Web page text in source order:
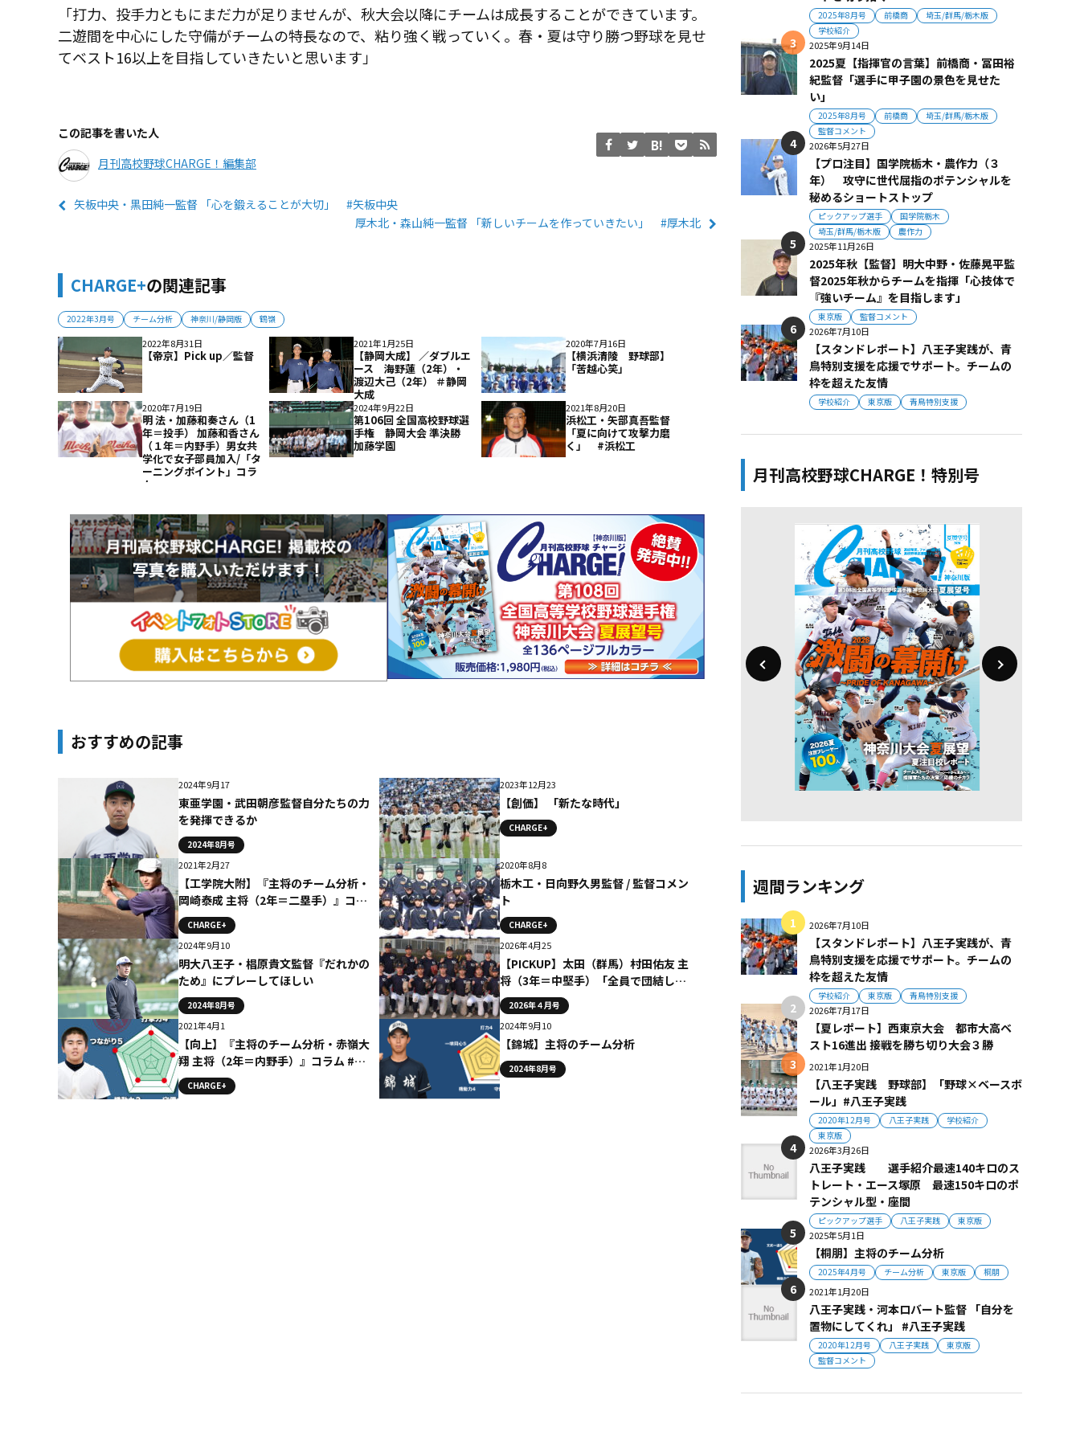
「打力、投手力ともにまだ力が足りませんが、秋大会以降にチームは成長することができています。
二遊間を中心にした守備がチームの特長なので、粘り強く戦っていく。春・夏は守り勝つ野球を見せ
てベスト16以上を目指していきたいと思います」
この記事を書いた人
月刊高校野球CHARGE！編集部
矢板中央・黒田純一監督 「心を鍛えることが大切」 #矢板中央
厚木北・森山純一監督 「新しいチームを作っていきたい」 #厚木北
CHARGE+の関連記事
2022年3月号 チーム分析 神奈川/静岡版 鶴嶺
2022年8月31日
【帝京】Pick up／監督
2021年1月25日
【静岡大成】 ／ダブルエ
ース 海野蓮（2年）・
渡辺大己（2年） ＃静岡
大成
2020年7月16日
【横浜清陵 野球部】
「苦越心笑」
2020年7月19日
明 法・加藤和奏さん（1
年＝投手） 加藤和香さん
（１年＝内野手）男女共
学化で女子部員加入/「タ
ーニングポイント」コラ
ム
2024年9月22日
第106回 全国高校野球選
手権 静岡大会 準決勝
加藤学園
2021年8月20日
浜松工・矢部真吾監督
「夏に向けて攻撃力磨
く」 #浜松工
おすすめの記事
2024年9月17
東亜学園・武田朝彦監督自分たちの力
を発揮できるか
2024年8月号
2023年12月23
【創価】 「新たな時代」
CHARGE+
2021年2月27
【工学院大附】『主将のチーム分析・
岡崎泰成 主将（2年＝二塁手）』コラ
ム #工学院大附
CHARGE+
2020年8月8
栃木工・日向野久男監督 / 監督コメン
ト
CHARGE+
2024年9月10
明大八王子・椙原貴文監督『だれかの
ため』にプレーしてほしい
2024年8月号
2026年4月25
【PICKUP】太田（群馬）村田佑友 主
将（3年＝中堅手）「全員で団結して
いく」
2026年４月号
2021年4月1
【向上】『主将のチーム分析・赤嶺大
翔 主将（2年＝内野手）』コラム #向
上CHARGE+
2024年9月10
【錦城】主将のチーム分析
2024年8月号
2025年8月号 前橋商
埼玉/群馬/栃木版
学校紹介
2025年9月14日
2025夏【指揮官の言葉】前橋商・冨田裕
紀監督「選手に甲子園の景色を見せた
い」
2025年8月号 前橋商
埼玉/群馬/栃木版
監督コメント
2026年5月27日
【プロ注目】国学院栃木・農作力（３
年） 攻守に世代屈指のポテンシャルを
秘めるショートストップ
ピックアップ選手
国学院栃木
埼玉/群馬/栃木版
農作力
2025年11月26日
2025年秋【監督】明大中野・佐藤晃平監
督2025年秋からチームを指揮「心技体で
『強いチーム』を目指します」
東京版 監督コメント
2026年7月10日
【スタンドレポート】八王子実践が、青
鳥特別支援を応援でサポート。チームの
枠を超えた友情
学校紹介 東京版 青鳥特別支援
月刊高校野球CHARGE！特別号
週間ランキング
2026年7月10日
【スタンドレポート】八王子実践が、青
鳥特別支援を応援でサポート。チームの
枠を超えた友情
学校紹介 東京版 青鳥特別支援
2026年7月17日
【夏レポート】西東京大会 都市大高ベ
スト16進出 接戦を勝ち切り大会３勝
2021年1月20日
【八王子実践 野球部】「野球×ベースボ
ール」#八王子実践
2020年12月号 八王子実践
学校紹介
東京版
2026年3月26日
八王子実践 選手紹介最速140キロのス
トレート・エース塚原 最速150キロのポ
テンシャル型・座間
ピックアップ選手 八王子実践 東京版
2025年5月1日
【桐朋】主将のチーム分析
2025年4月号 チーム分析 東京版 桐朋
2021年1月20日
八王子実践・河本ロバート監督 「自分を
置物にしてくれ」 #八王子実践
2020年12月号 八王子実践
東京版
監督コメント